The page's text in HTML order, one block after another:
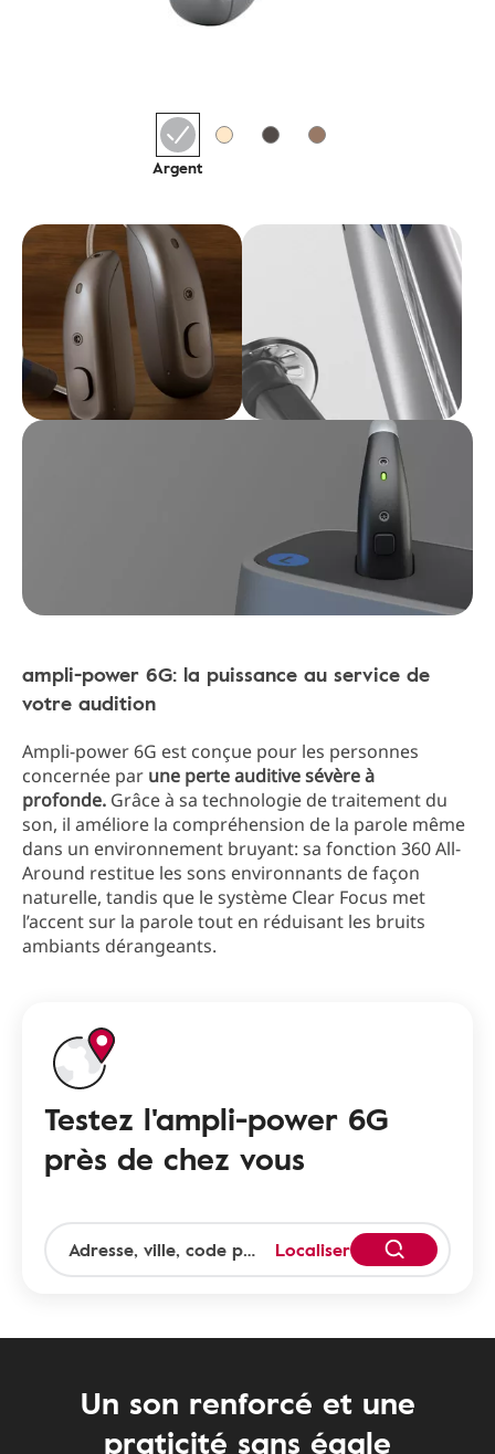
Argent
ampli-power 6G: la puissance au service de
votre audition
Ampli-power 6G est conçue pour les personnes
concernée par une perte auditive sévère à
profonde. Grâce à sa technologie de traitement du
son, il améliore la compréhension de la parole même
dans un environnement bruyant: sa fonction 360 All-
Around restitue les sons environnants de façon
naturelle, tandis que le système Clear Focus met
l’accent sur la parole tout en réduisant les bruits
ambiants dérangeants.
Testez l'ampli-power 6G
près de chez vous
Localiser
Un son renforcé et une
praticité sans égale